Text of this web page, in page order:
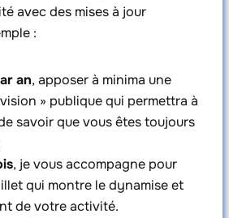
avec des mises à jour
:
an, apposer à minima une
» publique qui permettra à
savoir que vous êtes toujours
, je vous accompagne pour
qui montre le dynamise et
de votre activité.